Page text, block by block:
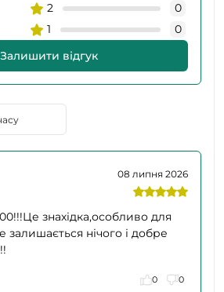
2
0
1
0
Залишити відгук
08 липня 2026
знахідка,особливо для
залишається нічого і добре
0 0